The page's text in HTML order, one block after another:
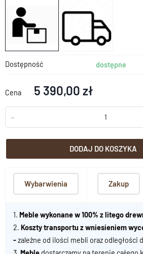
Dostępność dostępne
Cena 5 390,00 zł
-
DODAJ DO KOSZYKA
Wybarwienia Zakup
1. Meble wykonane w 100% z litego
2. Koszty transportu z wniesieniem
-zależne od ilości mebli oraz odległości